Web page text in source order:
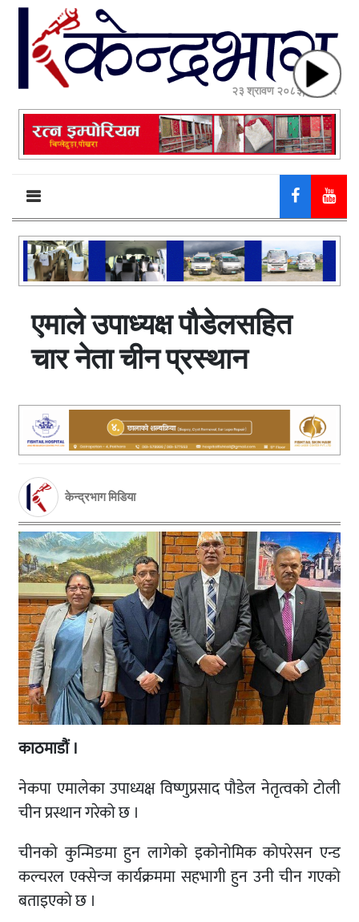
२३ श्रावण २०८३, शनिबार
एमाले उपाध्यक्ष पौडेलसहित
चार नेता चीन प्रस्थान
केन्द्रभाग मिडिया
काठमाडौं ।
नेकपा एमालेका उपाध्यक्ष विष्णुप्रसाद पौडेल नेतृत्वको टोली
चीन प्रस्थान गरेको छ ।
चीनको कुन्मिङमा हुन लागेको इकोनोमिक कोपरेसन एन्ड
कल्चरल एक्सेन्ज कार्यक्रममा सहभागी हुन उनी चीन गएको
बताइएको छ ।